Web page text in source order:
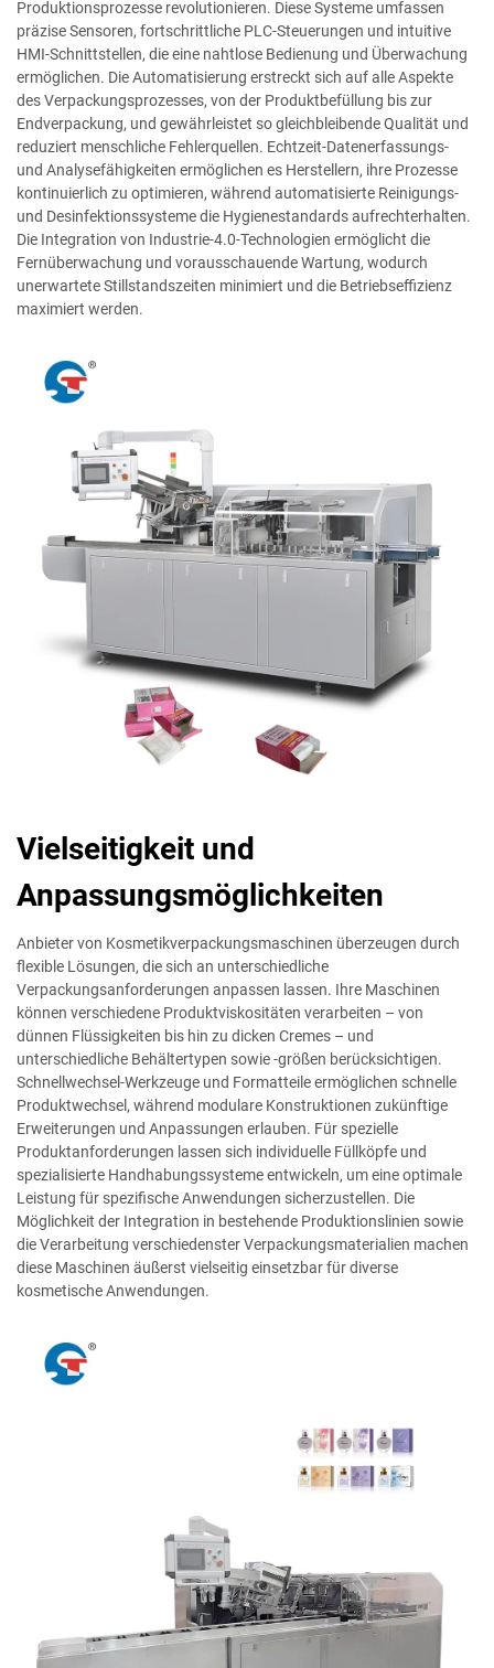
Produktionsprozesse revolutionieren. Diese Systeme umfassen
präzise Sensoren, fortschrittliche PLC-Steuerungen und intuitive
HMI-Schnittstellen, die eine nahtlose Bedienung und Überwachung
ermöglichen. Die Automatisierung erstreckt sich auf alle Aspekte
des Verpackungsprozesses, von der Produktbefüllung bis zur
Endverpackung, und gewährleistet so gleichbleibende Qualität und
reduziert menschliche Fehlerquellen. Echtzeit-Datenerfassungs-
und Analysefähigkeiten ermöglichen es Herstellern, ihre Prozesse
kontinuierlich zu optimieren, während automatisierte Reinigungs-
und Desinfektionssysteme die Hygienestandards aufrechterhalten.
Die Integration von Industrie-4.0-Technologien ermöglicht die
Fernüberwachung und vorausschauende Wartung, wodurch
unerwartete Stillstandszeiten minimiert und die Betriebseffizienz
maximiert werden.
Vielseitigkeit und
Anpassungsmöglichkeiten
Anbieter von Kosmetikverpackungsmaschinen überzeugen durch
flexible Lösungen, die sich an unterschiedliche
Verpackungsanforderungen anpassen lassen. Ihre Maschinen
können verschiedene Produktviskositäten verarbeiten – von
dünnen Flüssigkeiten bis hin zu dicken Cremes – und
unterschiedliche Behältertypen sowie -größen berücksichtigen.
Schnellwechsel-Werkzeuge und Formatteile ermöglichen schnelle
Produktwechsel, während modulare Konstruktionen zukünftige
Erweiterungen und Anpassungen erlauben. Für spezielle
Produktanforderungen lassen sich individuelle Füllköpfe und
spezialisierte Handhabungssysteme entwickeln, um eine optimale
Leistung für spezifische Anwendungen sicherzustellen. Die
Möglichkeit der Integration in bestehende Produktionslinien sowie
die Verarbeitung verschiedenster Verpackungsmaterialien machen
diese Maschinen äußerst vielseitig einsetzbar für diverse
kosmetische Anwendungen.